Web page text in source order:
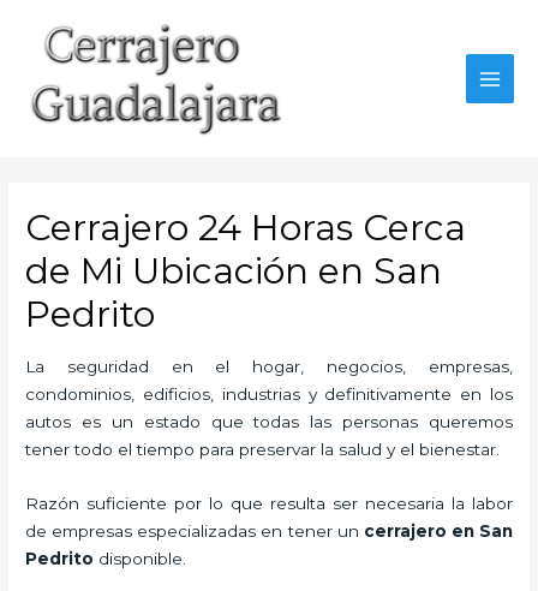
contenido
Cerrajero 24 Horas Cerca
de Mi Ubicación en San
Pedrito
La seguridad en el hogar, negocios, empresas,
condominios, edificios, industrias y definitivamente en los
autos es un estado que todas las personas queremos
tener todo el tiempo para preservar la salud y el bienestar.
Razón suficiente por lo que resulta ser necesaria la labor
de empresas especializadas en tener un cerrajero en San
Pedrito disponible.